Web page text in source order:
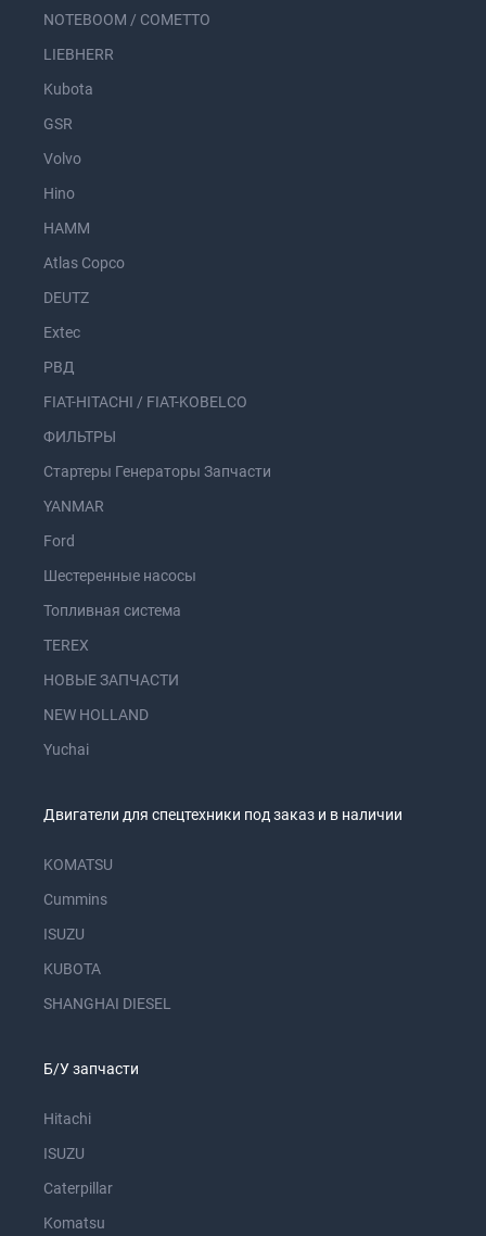
NOTEBOOM / COMETTO
LIEBHERR
Kubota
GSR
Volvo
Hino
HAMM
Atlas Copco
DEUTZ
Extec
РВД
FIAT-HITACHI / FIAT-KOBELCO
ФИЛЬТРЫ
Стартеры Генераторы Запчасти
YANMAR
Ford
Шестеренные насосы
Топливная система
TEREX
НОВЫЕ ЗАПЧАСТИ
NEW HOLLAND
Yuchai
Двигатели для спецтехники под заказ и в наличии
KOMATSU
Cummins
ISUZU
KUBOTA
SHANGHAI DIESEL
Б/У запчасти
Hitachi
ISUZU
Caterpillar
Komatsu